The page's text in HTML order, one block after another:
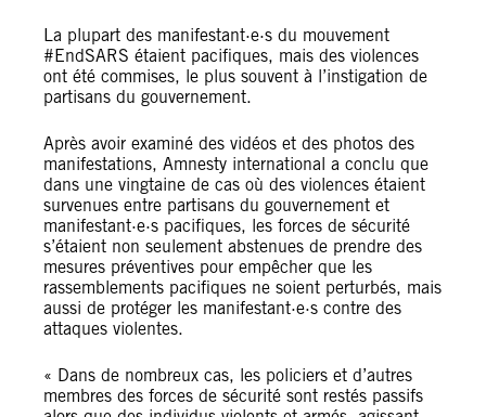
La plupart des manifestant·e·s du mouvement
#EndSARS étaient pacifiques, mais des violences
ont été commises, le plus souvent à l’instigation de
partisans du gouvernement.
Après avoir examiné des vidéos et des photos des
manifestations, Amnesty international a conclu que
dans une vingtaine de cas où des violences étaient
survenues entre partisans du gouvernement et
manifestant·e·s pacifiques, les forces de sécurité
s’étaient non seulement abstenues de prendre des
mesures préventives pour empêcher que les
rassemblements pacifiques ne soient perturbés, mais
aussi de protéger les manifestant·e·s contre des
attaques violentes.
« Dans de nombreux cas, les policiers et d’autres
membres des forces de sécurité sont restés passifs